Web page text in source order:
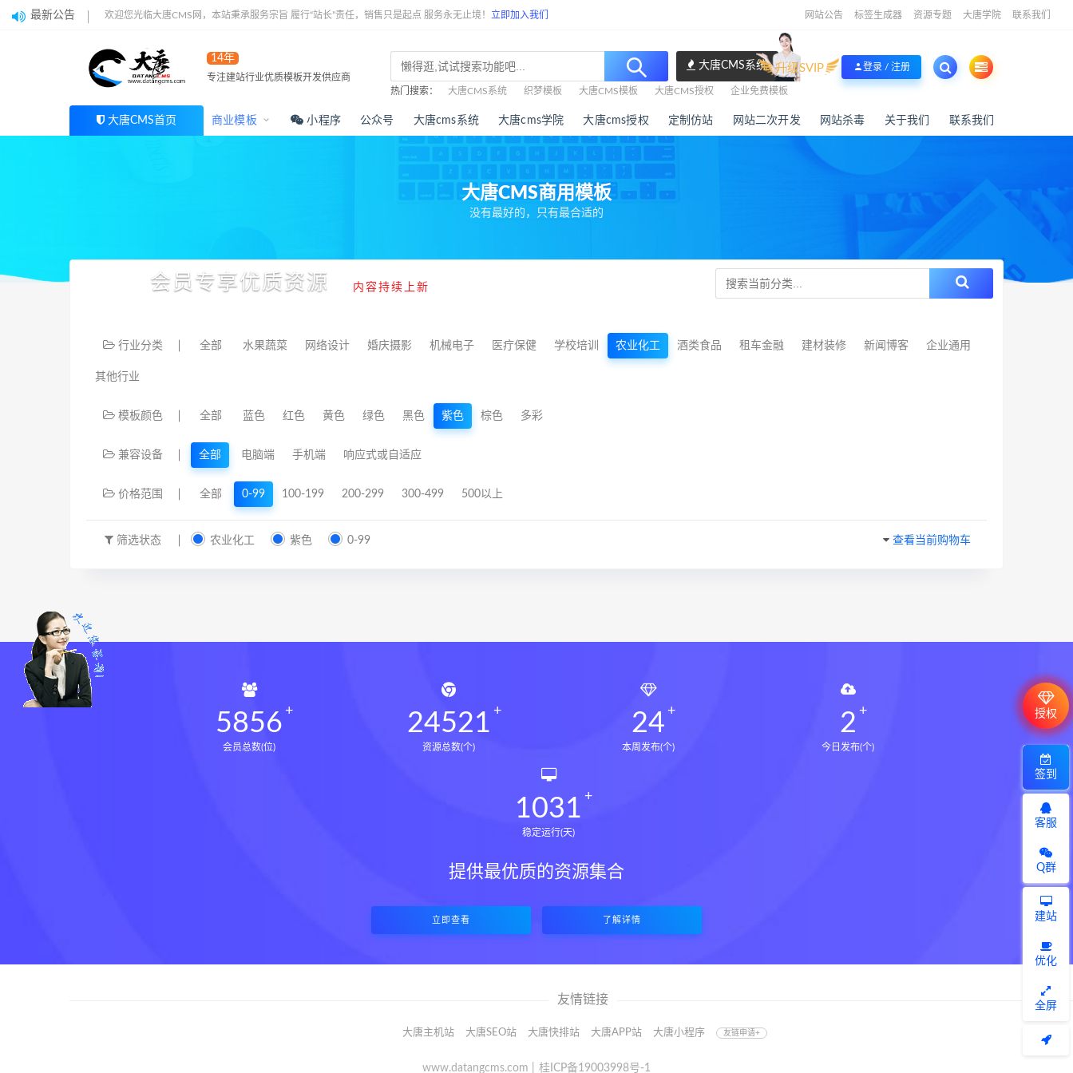
最新公告 欢迎您光临大唐CMS网，本站秉承服务宗旨 履行“站长”责任，销售只是起点 服务永无止境！ 立即加入我们 网站公告 标签生成器 资源专题 大唐学院 联系我们
14年
专注建站行业优质模板开发供应商
热门搜索：
大唐CMS系统 织梦模板 大唐CMS模板 大唐CMS授权 企业免费模板
大唐CMS系统 升级SVIP 登录 / 注册
大唐CMS首页 商业模板 小程序 公众号 大唐cms系统 大唐cms学院 大唐cms授权 定制仿站 网站二次开发 网站杀毒 关于我们 联系我们
大唐CMS商用模板
没有最好的，只有最合适的
会员专享优质资源 内容持续上新
行业分类 全部 水果蔬菜 网络设计 婚庆摄影 机械电子 医疔保健 学校培训 农业化工 酒类食品 租车金融 建材装修 新闻博客 企业通用
其他行业
模板颜色 全部 蓝色 红色 黄色 绿色 黑色 紫色 棕色 多彩
兼容设备 全部 电脑端 手机端 响应式或自适应
价格范围 全部 0-99 100-199 200-299 300-499 500以上
筛选状态 农业化工 紫色 0-99 查看当前购物车
5856
会员总数(位)
24521
资源总数(个)
24
本周发布(个)
2
今日发布(个)
1031
稳定运行(天)
提供最优质的资源集合
立即查看 了解详情
友情链接
大唐主机站 大唐SEO站 大唐快排站 大唐APP站 大唐小程序 友链申请+
www.datangcms.com | 桂ICP备19003998号-1
授权
签到
客服
Q群
建站
优化
全屏